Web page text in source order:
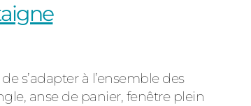
s’adapter à l’ensemble des
anse de panier, fenêtre plein